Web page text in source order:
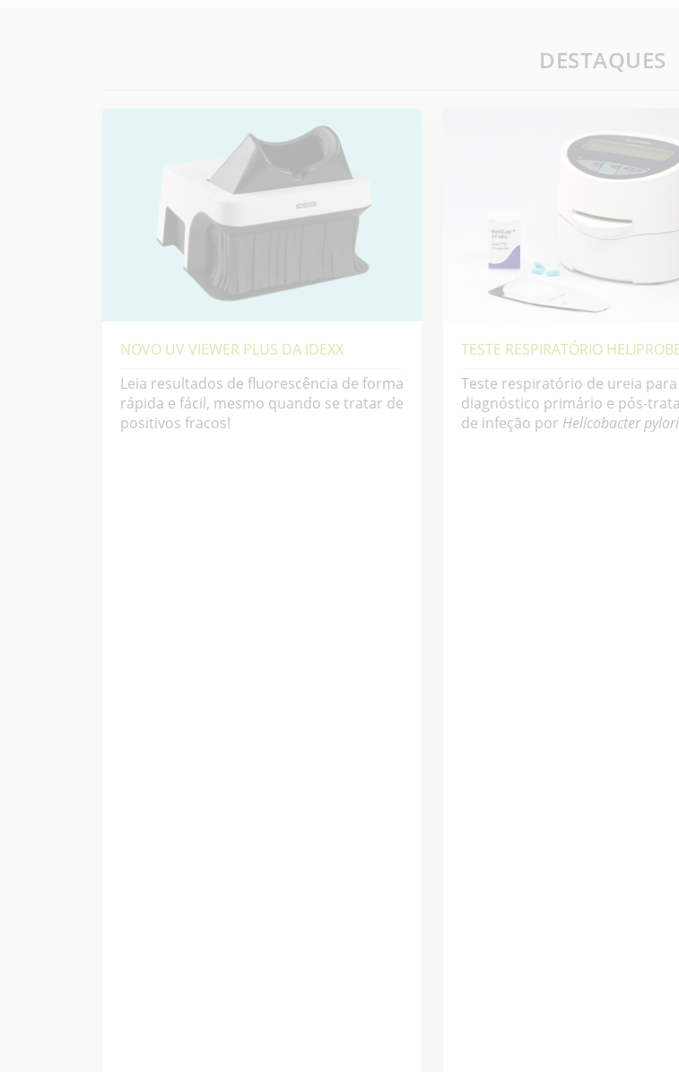
DESTAQUES
NOVO UV VIEWER PLUS DA IDEXX
Leia resultados de fluorescência de forma
rápida e fácil, mesmo quando se tratar de
positivos fracos!
TESTE RESPIRATÓRIO
Teste respiratório de ureia para
diagnóstico primário e pós-
de infeção por Helicobacter pylori